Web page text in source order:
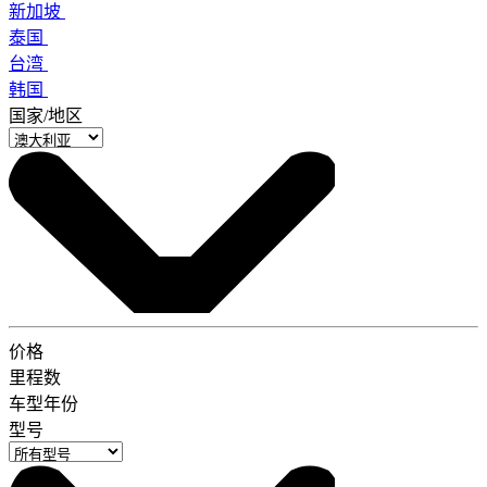
新加坡
泰国
台湾
韩国
国家/地区
价格
里程数
车型年份
型号